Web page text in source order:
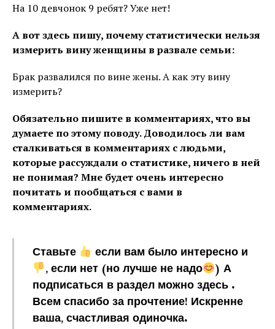
На 10 девчонок 9 ребят? Уже нет!
А вот здесь пишу, почему статистически нельзя
измерить вину женщины в развале семьи:
Брак развалился по вине жены. А как эту вину
измерить?
Обязательно пишите в комментариях, что вы
думаете по этому поводу. Доводилось ли вам
сталкиваться в комментариях с людьми,
которые рассуждали о статистике, ничего в ней
не понимая? Мне будет очень интересно
почитать и пообщаться с вами в
комментариях.
Ставьте
если вам было интересно и
, если нет (но лучше не надо
) А
подписаться в раздел можно здесь .
Всем спасибо за прочтение! Искренне
ваша, счастливая одиночка.